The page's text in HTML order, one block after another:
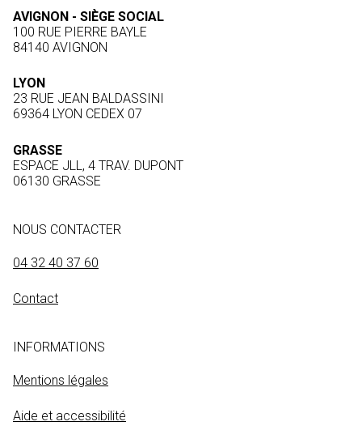
AVIGNON - SIÈGE SOCIAL
100 RUE PIERRE BAYLE
84140 AVIGNON
LYON
23 RUE JEAN BALDASSINI
69364 LYON CEDEX 07
GRASSE
ESPACE JLL, 4 TRAV. DUPONT
06130 GRASSE
NOUS CONTACTER
04 32 40 37 60
Contact
INFORMATIONS
Mentions légales
Aide et accessibilité